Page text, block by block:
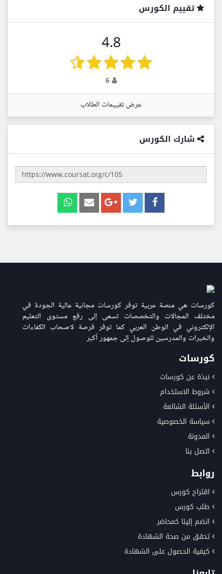
تقييم الكورس
4.8
6
عرض تقييمات الطلاب
شارك الكورس
كورسات هي منصة عربية توفر كورسات مجانية عالية الجودة في
مختلف المجالات والتخصصات تسعى إلى رفع مستوى التعليم
الإلكتروني في الوطن العربي كما توفر فرصة لاصحاب الكفاءات
والخبرات والمدرسين للوصول إلى جمهور أكبر
كورسات
نبذة عن كورسات
شروط الاستخدام
الأسئلة الشائعة
سياسة الخصوصية
المدونة
اتصل بنا
روابط
اقتراح كورس
طلب كورس
انضم إلينا كمحاضر
تحقق من صحة الشهادة
كيفية الحصول على الشهادة